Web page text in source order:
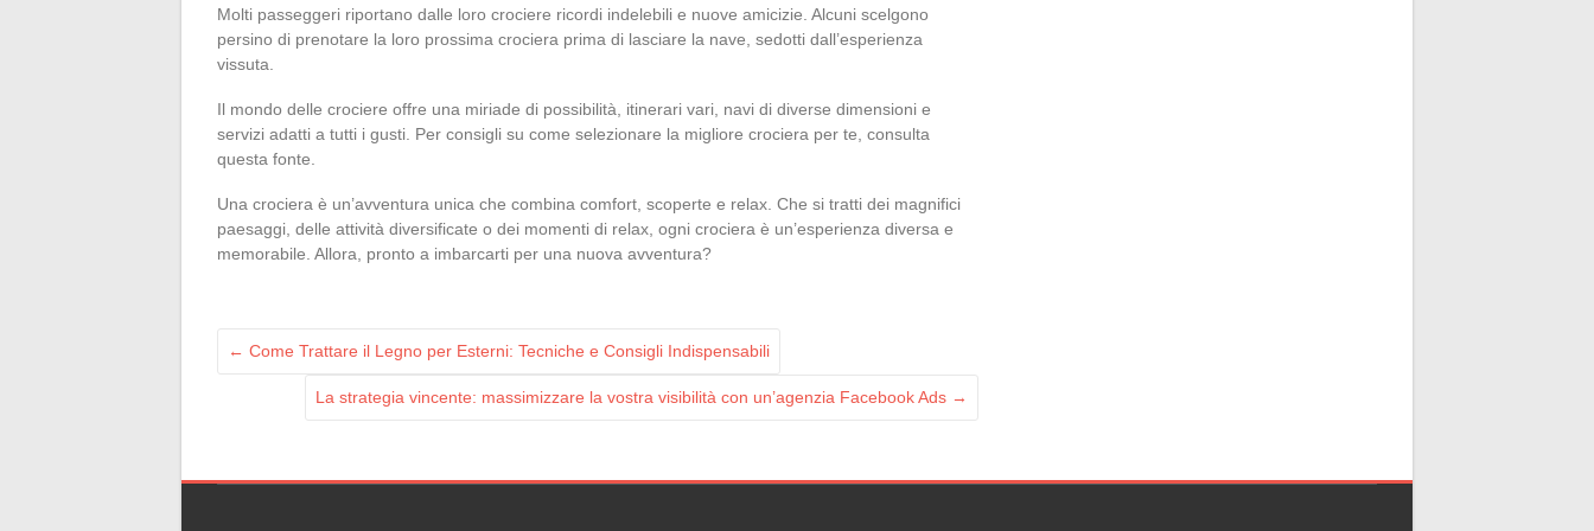
Molti passeggeri riportano dalle loro crociere ricordi indelebili e nuove amicizie. Alcuni scelgono
persino di prenotare la loro prossima crociera prima di lasciare la nave, sedotti dall’esperienza
vissuta.
Il mondo delle crociere offre una miriade di possibilità, itinerari vari, navi di diverse dimensioni e
servizi adatti a tutti i gusti. Per consigli su come selezionare la migliore crociera per te, consulta
questa fonte.
Una crociera è un’avventura unica che combina comfort, scoperte e relax. Che si tratti dei magnifici
paesaggi, delle attività diversificate o dei momenti di relax, ogni crociera è un’esperienza diversa e
memorabile. Allora, pronto a imbarcarti per una nuova avventura?
← Come Trattare il Legno per Esterni: Tecniche e Consigli Indispensabili
La strategia vincente: massimizzare la vostra visibilità con un’agenzia Facebook Ads →